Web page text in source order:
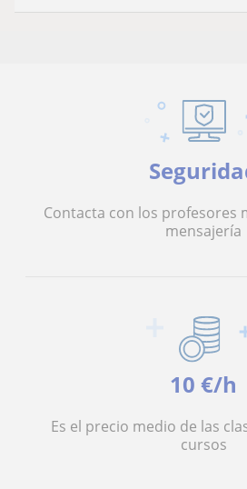
Contacta con los profesores
mensajería
10 €/h
Es el precio medio de las
cursos